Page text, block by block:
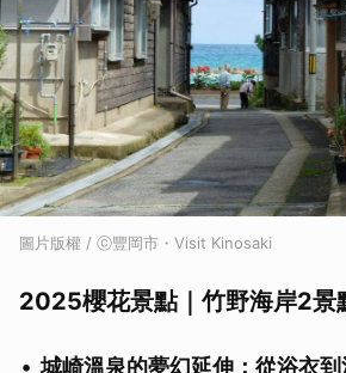
圖片版權 / ⓒ豐岡市・Visit Kinosaki
2025櫻花景點｜竹野海岸2景
城崎溫泉的夢幻延伸：從浴衣